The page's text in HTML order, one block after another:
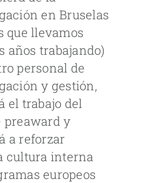
en Bruselas
que llevamos
años trabajando)
personal de
y gestión,
el trabajo del
preaward y
a reforzar
cultura interna
europeos